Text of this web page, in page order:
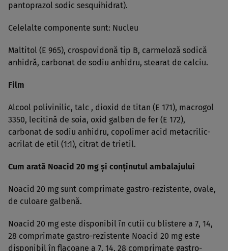
pantoprazol sodic sesquihidrat).
Celelalte componente sunt: Nucleu
Maltitol (E 965), crospovidonă tip B, carmeloză sodică
anhidră, carbonat de sodiu anhidru, stearat de calciu.
Film
Alcool polivinilic, talc , dioxid de titan (E 171), macrogol
3350, lecitină de soia, oxid galben de fer (E 172),
carbonat de sodiu anhidru, copolimer acid metacrilic-
acrilat de etil (1:1), citrat de trietil.
Cum arată Noacid 20 mg şi conţinutul ambalajului
Noacid 20 mg sunt comprimate gastro-rezistente, ovale,
de culoare galbenă.
Noacid 20 mg este disponibil în cutii cu blistere a 7, 14,
28 comprimate gastro-rezistente Noacid 20 mg este
disponibil în flacoane a 7, 14, 28 comprimate gastro-